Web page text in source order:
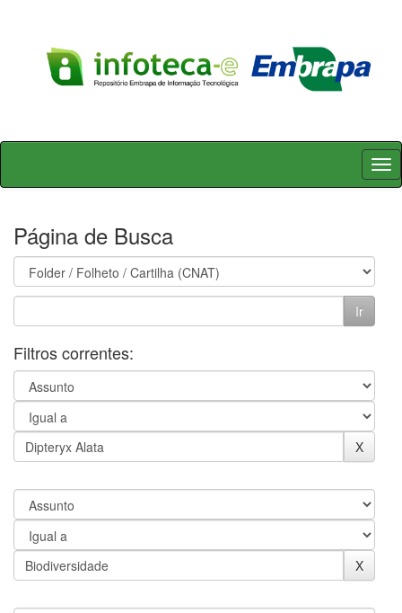
Skip
Página de Busca
Filtros correntes: